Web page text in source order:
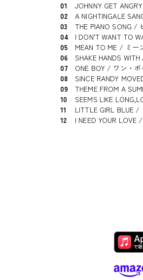
01
JOHNNY GET
02
A NIGHTINGALE
03
THE PIANO SONG /
04
I DON'T WANT TO
05
MEAN TO ME / ミー
06
SHAKE HANDS
07
ONE BOY / ワン・ボ
08
SINCE RANDY
09
THEME FROM A
10
SEEMS LIKE
11
LITTLE GIRL BLUE
12
I NEED YOUR